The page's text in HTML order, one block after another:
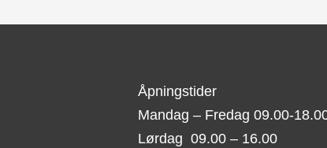
Åpningstider
Mandag – Fredag 09.00-
Lørdag 09.00 – 16.00